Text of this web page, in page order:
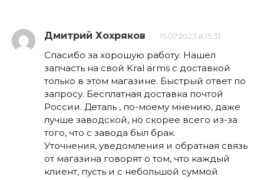
Дмитрий Хохряков 15.07.2023 в 15:31
Спасибо за хорошую работу. Нашел
запчасть на свой Kral arms с доставкой
только в этом магазине. Быстрый ответ по
запросу. Бесплатная доставка почтой
России. Деталь , по-моему мнению, даже
лучше заводской, но скорее всего из-за
того, что с завода был брак.
Уточнения, уведомления и обратная связь
от магазина говорят о том, что каждый
клиент, пусть и с небольшой суммой